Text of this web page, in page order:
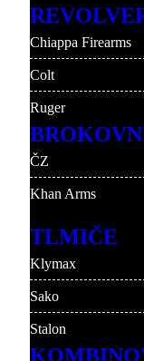
Chiappa Firearms
Colt
Ruger
ČZ
Khan Arms
TLMIČE
Klymax
Sako
Stalon